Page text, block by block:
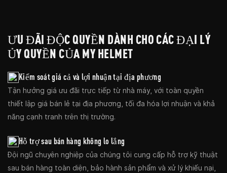
ƯU ĐÃI ĐỘC QUYỀN DÀNH CHO CÁC ĐẠI LÝ
ỦY QUYỀN CỦA MY HELMET
Kiểm soát giá cả và lợi nhuận tại địa phương
Tận hưởng giá ưu đãi trực tiếp từ nhà máy, với toàn quyền
thiết lập giá bán lẻ tại địa phương, tối đa hóa lợi nhuận và khả
năng cạnh tranh trên thị trường.
Hỗ trợ sau bán hàng không lo lắng
Đội ngũ chuyên nghiệp của chúng tôi cung cấp hỗ trợ kỹ thuật
sau bán hàng toàn diện, bảo hành sản phẩm và xử lý khiếu nại,